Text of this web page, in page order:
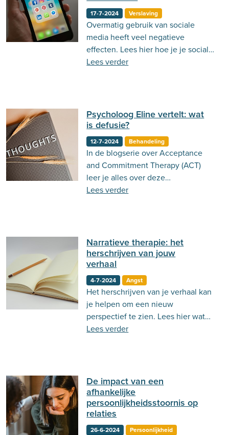
17-7-2024 Verslaving
Overmatig gebruik van sociale
media heeft veel negatieve
effecten. Lees hier hoe je je sociale
media gebruik kan verminderen!
Lees verder
Psycholoog Eline vertelt: wat
is defusie?
12-7-2024 Behandeling
In de blogserie over Acceptance
and Commitment Therapy (ACT)
leer je alles over deze
therapievorm. Lees in deze tweede
Lees verder
Narratieve therapie: het
herschrijven van jouw
verhaal
4-7-2024 Angst
Het herschrijven van je verhaal kan
je helpen om een nieuw
perspectief te zien. Lees hier wat
narratieve therapie kan doen.
Lees verder
De impact van een
afhankelijke
persoonlijkheidsstoornis op
relaties
26-6-2024 Persoonlijkheid